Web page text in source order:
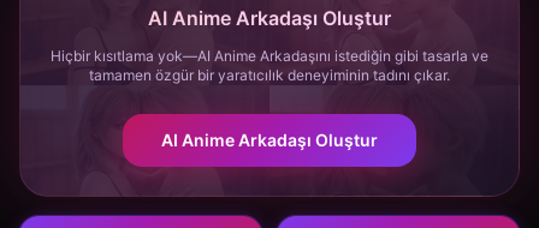
AI Anime Arkadaşı Oluştur
Hiçbir kısıtlama yok—AI Anime Arkadaşını istediğin gibi tasarla ve
tamamen özgür bir yaratıcılık deneyiminin tadını çıkar.
AI Anime Arkadaşı Oluştur